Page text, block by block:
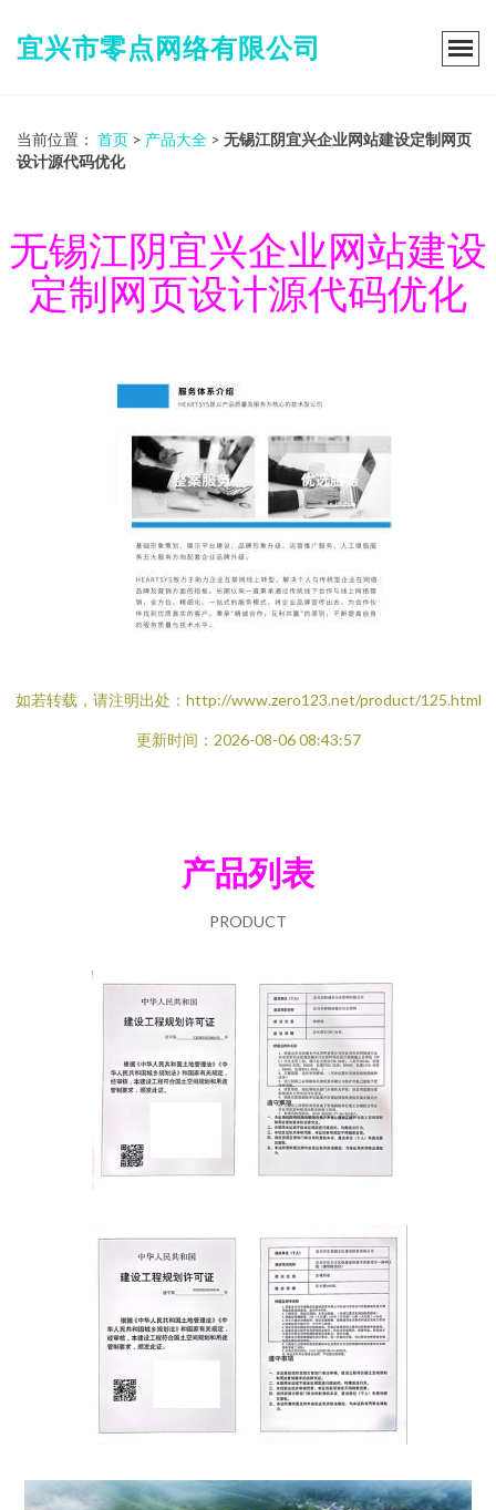
宜兴市零点网络有限公司
当前位置： 首页 > 产品大全 > 无锡江阴宜兴企业网站建设定制网页
设计源代码优化
无锡江阴宜兴企业网站建设
定制网页设计源代码优化
如若转载，请注明出处：http://www.zero123.net/product/125.html
更新时间：2026-08-06 08:43:57
产品列表
PRODUCT